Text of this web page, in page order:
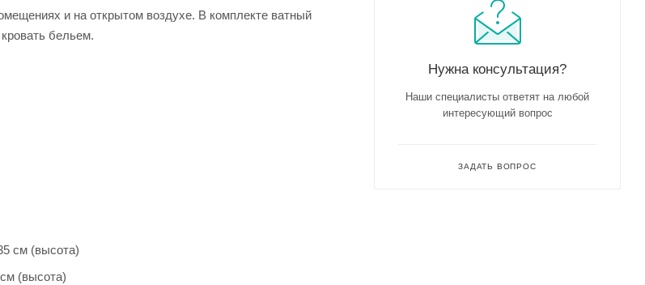
и на открытом воздухе. В комплекте ватный
бельем.
см (высота)
(высота)
Нужна консультация?
Наши специалисты ответят на любой
интересующий вопрос
ЗАДАТЬ ВОПРОС